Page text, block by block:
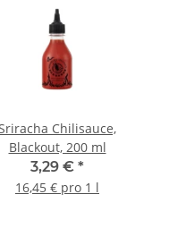
Chilisauce,
Blackout, 200 ml
3,29 € *
16,45 € pro 1 l